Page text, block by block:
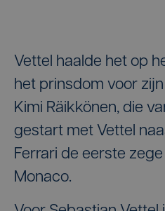
Vettel haalde het op
het prinsdom voor
Kimi Räikkönen, die
gestart met Vettel
Ferrari de eerste
Monaco.